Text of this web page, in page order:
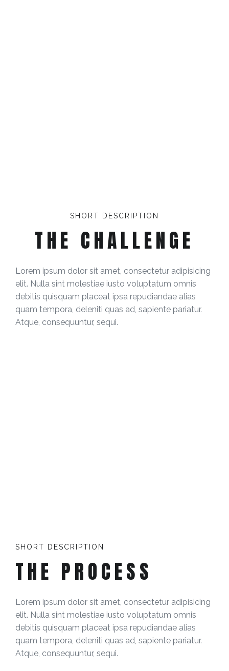
SHORT DESCRIPTION
THE CHALLENGE
Lorem ipsum dolor sit amet, consectetur adipisicing
elit. Nulla sint molestiae iusto voluptatum omnis
debitis quisquam placeat ipsa repudiandae alias
quam tempora, deleniti quas ad, sapiente pariatur.
Atque, consequuntur, sequi.
SHORT DESCRIPTION
THE PROCESS
Lorem ipsum dolor sit amet, consectetur adipisicing
elit. Nulla sint molestiae iusto voluptatum omnis
debitis quisquam placeat ipsa repudiandae alias
quam tempora, deleniti quas ad, sapiente pariatur.
Atque, consequuntur, sequi.